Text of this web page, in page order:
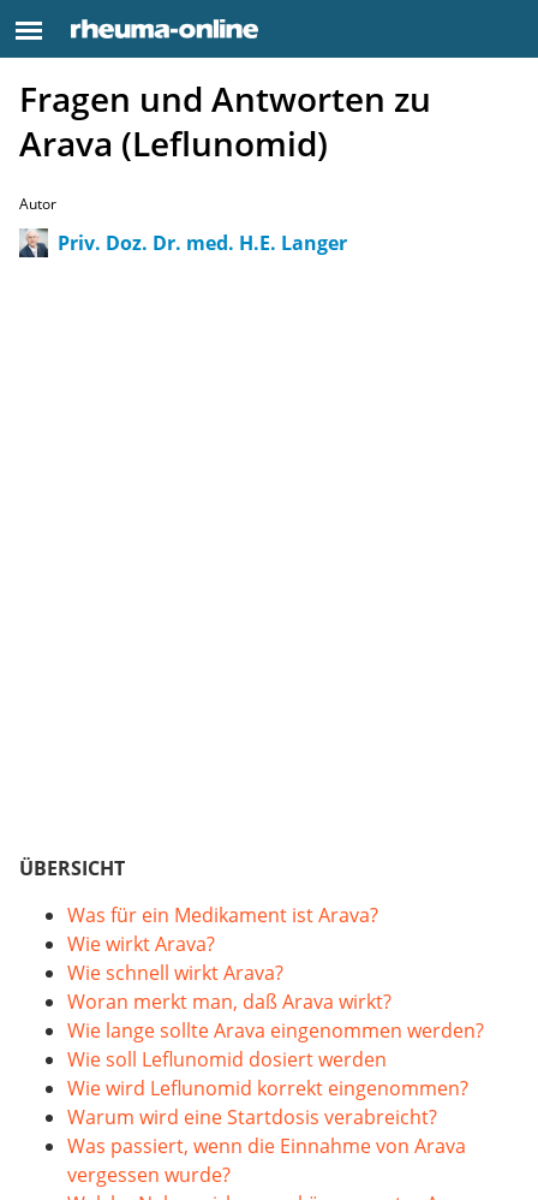
Fragen und Antworten zu
Arava (Leflunomid)
Autor
Priv. Doz. Dr. med. H.E. Langer
ÜBERSICHT
Was für ein Medikament ist Arava?
Wie wirkt Arava?
Wie schnell wirkt Arava?
Woran merkt man, daß Arava wirkt?
Wie lange sollte Arava eingenommen werden?
Wie soll Leflunomid dosiert werden
Wie wird Leflunomid korrekt eingenommen?
Warum wird eine Startdosis verabreicht?
Was passiert, wenn die Einnahme von Arava
vergessen wurde?